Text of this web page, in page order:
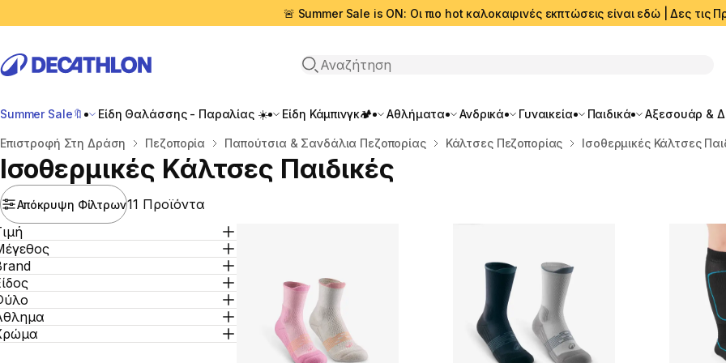
🚨 Summer Sale is ON: Οι πιο hot καλοκαιρινές εκπτώσεις είναι εδώ | Δες τις
Αναζήτηση
Summer Sale🔖 Είδη Θαλάσσης - Παραλίας ☀️ Είδη Κάμπινγκ🏕️ Αθλήματα Ανδρικά Γυναικεία Παιδικά Αξεσουάρ &
Αρχική σελίδα
Επιστροφή Στη Δράση Πεζοπορία Παπούτσια & Σανδάλια Πεζοπορίας Κάλτσες Πεζοπορίας Ισοθερμικές Κάλτσες
Ισοθερμικές Κάλτσες Παιδικές
Απόκρυψη Φίλτρων11 Προϊόντα